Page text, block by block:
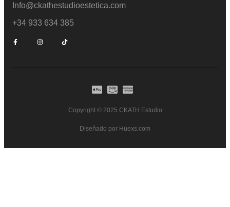
Info@ckathestudioestetica.com
+34 933 634 385
Diseñado por Huexs.com
Copyright © 2025 CKATH Estudio